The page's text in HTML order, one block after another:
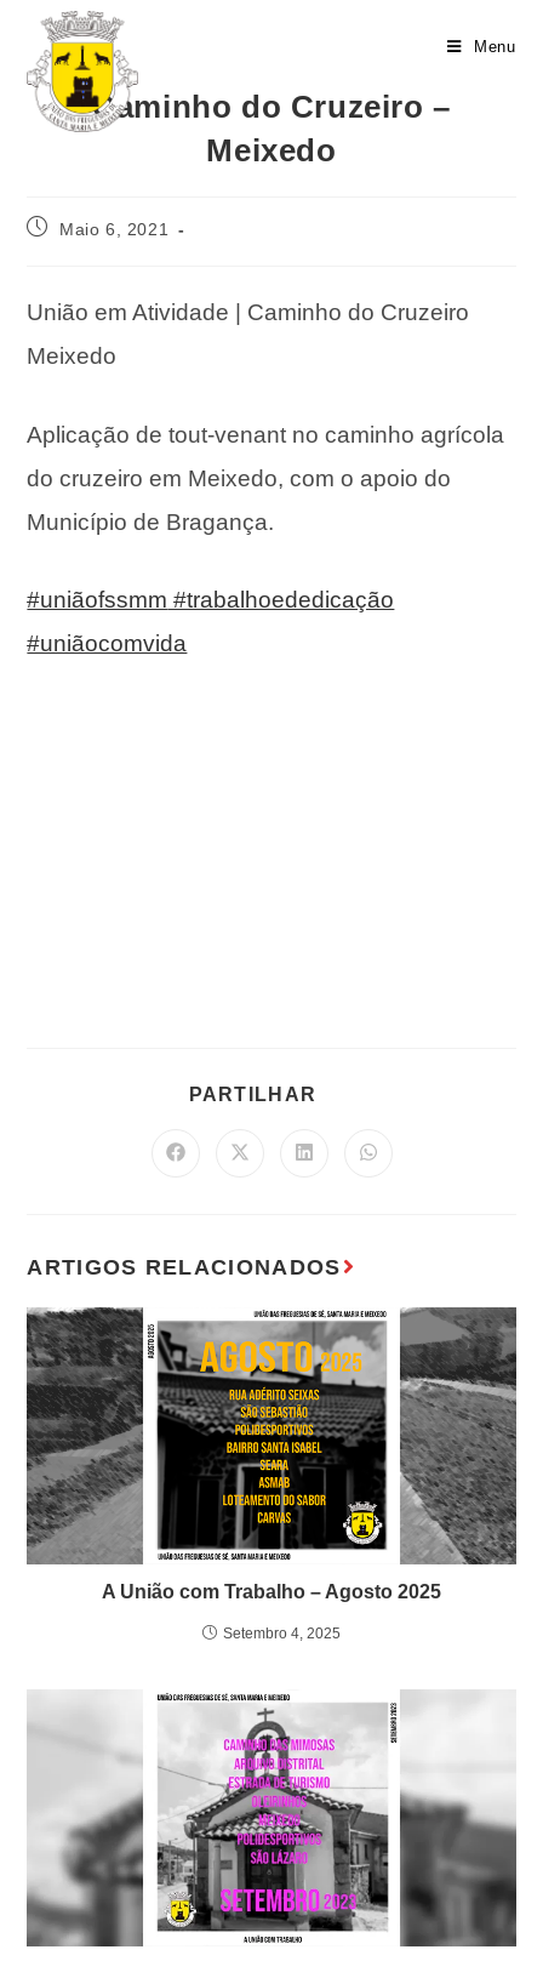
Menu
Caminho do Cruzeiro –
Meixedo
Maio 6, 2021
União em Atividade | Caminho do Cruzeiro
Meixedo
Aplicação de tout-venant no caminho agrícola
do cruzeiro em Meixedo, com o apoio do
Município de Bragança.
#uniãofssmm #trabalhoededicação
#uniãocomvida
A União com Trabalho – Agosto 2025
Setembro 4, 2025